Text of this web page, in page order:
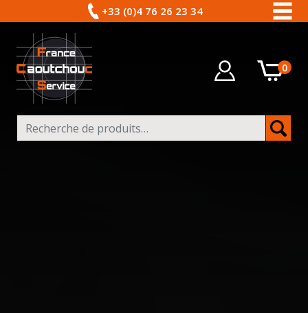
+33 (0)4 76 26 23 34
0
Recherche pour :